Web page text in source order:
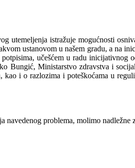
utemeljenja istražuje mogućnosti
ustanovom u našem gradu, a na
učešćem u radu inicijativnog
Bungić, Ministarstvo zdravstva i
i o razlozima i poteškoćama u
problema, molimo nadležne